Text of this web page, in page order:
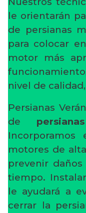
le orientarán
de persianas
para colocar
motor más
nivel de calidad,
Persianas
de
Incorporamos
motores de
prevenir
tiempo.
le ayudará a
cerrar la